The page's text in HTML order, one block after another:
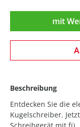
mit
Beschreibung
Entdecken Sie die
Kugelschreiber.